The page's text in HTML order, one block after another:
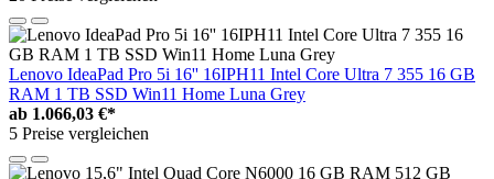
Lenovo IdeaPad Pro 5i 16'' 16IPH11 Intel Core Ultra 7 355 16 GB
RAM 1 TB SSD Win11 Home Luna Grey
ab 1.066,03 €*
5 Preise vergleichen